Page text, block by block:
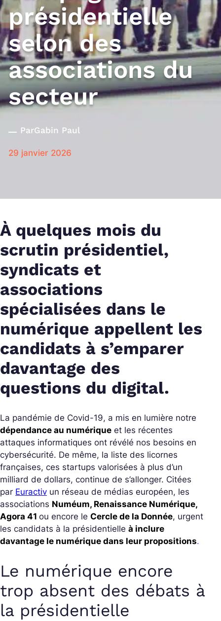
présidentielle
selon des
associations du
secteur
ParGabin Paul
29 janvier 2026
À quelques mois du
scrutin présidentiel,
syndicats et
associations
spécialisées dans le
numérique appellent les
candidats à s’emparer
davantage des
questions du digital.
La pandémie de Covid-19, a mis en lumière notre
dépendance au numérique et les récentes
attaques informatiques ont révélé nos besoins en
cybersécurité. De même, la liste des licornes
françaises, ces startups valorisées à plus d’un
milliard de dollars, continue de s’allonger. Citées
par Euractiv un réseau de médias européen, les
associations Numéum, Renaissance Numérique,
Agora 41 ou encore le Cercle de la Donnée, urgent
les candidats à la présidentielle à inclure
davantage le numérique dans leur propositions.
Le numérique encore
trop absent des débats à
la présidentielle